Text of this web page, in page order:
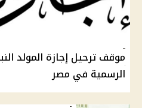
الرسمية في مصر